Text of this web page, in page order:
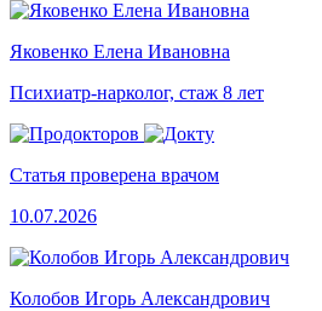
Яковенко Елена Ивановна
Психиатр-нарколог, стаж 8 лет
Статья проверена врачом
10.07.2026
Колобов Игорь Александрович